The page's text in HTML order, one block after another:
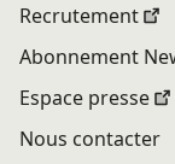
Recrutement
Abonnement
Espace presse
Nous contacter